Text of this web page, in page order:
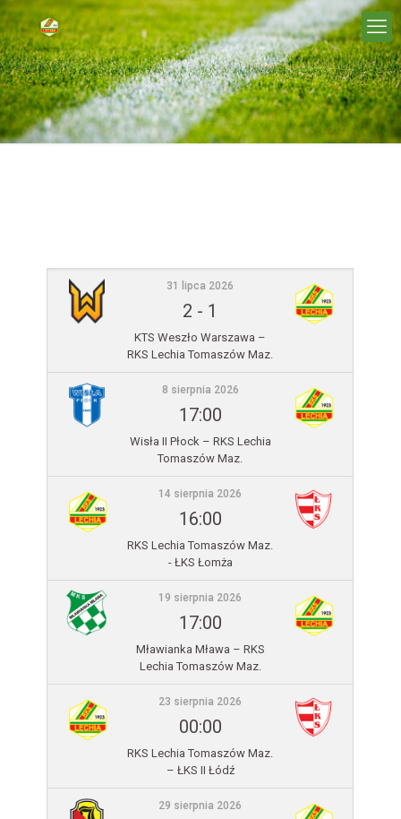
31 lipca 2026
2 - 1
KTS Weszło Warszawa –
RKS Lechia Tomaszów Maz.
8 sierpnia 2026
17:00
Wisła II Płock – RKS Lechia
Tomaszów Maz.
14 sierpnia 2026
16:00
RKS Lechia Tomaszów Maz.
- ŁKS Łomża
19 sierpnia 2026
17:00
Mławianka Mława – RKS
Lechia Tomaszów Maz.
23 sierpnia 2026
00:00
RKS Lechia Tomaszów Maz.
– ŁKS II Łódź
29 sierpnia 2026